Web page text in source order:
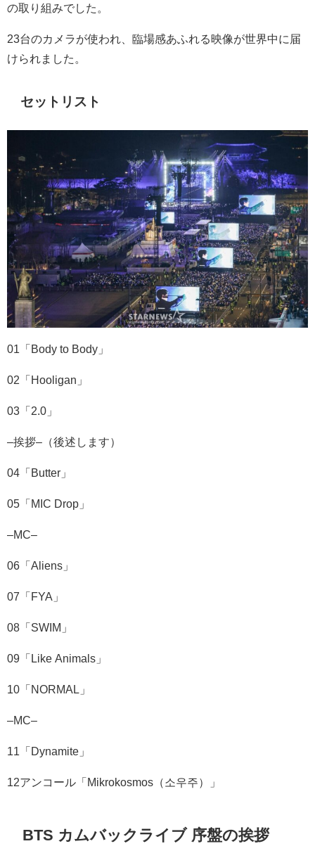
の取り組みでした。
23台のカメラが使われ、臨場感あふれる映像が世界中に届
けられました。
セットリスト
01 「 Body to Body 」
02 「 Hooligan 」
03 「 2.0 」
–挨拶–（後述します）
04 「 Butter 」
05 「 MIC Drop 」
–MC–
06 「 Aliens 」
07 「 FYA 」
08 「 SWIM 」
09 「 Like Animals 」
10 「 NORMAL 」
–MC–
11 「 Dynamite 」
12アンコール「 Mikrokosmos （소우주）」
BTS カムバックライブ 序盤の挨拶